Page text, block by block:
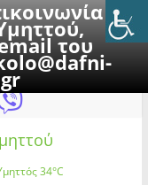
με
του
2026
34°C